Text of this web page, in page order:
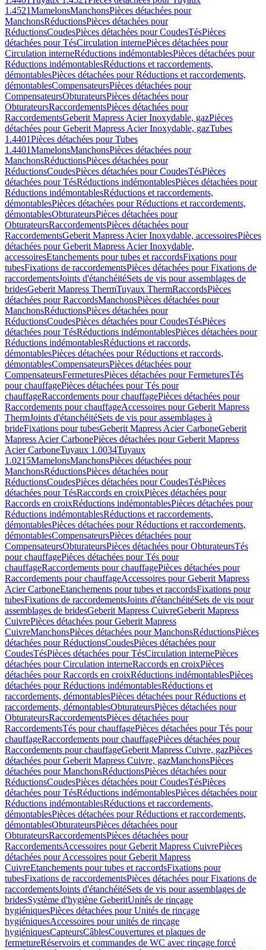
1.4521MamelonsManchonsPièces détachées pour
ManchonsRéductionsPièces détachées pour
RéductionsCoudesPièces détachées pour CoudesTésPièces
détachées pour TésCirculation internePièces détachées pour
Circulation interneRéductions indémontablesPièces détachées pour
Réductions indémontablesRéductions et raccordements,
démontablesPièces détachées pour Réductions et raccordements,
démontablesCompensateursPièces détachées pour
CompensateursObturateursPièces détachées pour
ObturateursRaccordementsPièces détachées pour
RaccordementsGeberit Mapress Acier Inoxydable, gazPièces
détachées pour Geberit Mapress Acier Inoxydable, gazTubes
1.4401Pièces détachées pour Tubes
1.4401MamelonsManchonsPièces détachées pour
ManchonsRéductionsPièces détachées pour
RéductionsCoudesPièces détachées pour CoudesTésPièces
détachées pour TésRéductions indémontablesPièces détachées pour
Réductions indémontablesRéductions et raccordements,
démontablesPièces détachées pour Réductions et raccordements,
démontablesObturateursPièces détachées pour
ObturateursRaccordementsPièces détachées pour
RaccordementsGeberit Mapress Acier Inoxydable, accessoiresPièces
détachées pour Geberit Mapress Acier Inoxydable,
accessoiresEtanchements pour tubes et raccordsFixations pour
tubesFixations de raccordementsPièces détachées pour Fixations de
raccordementsJoints d'étanchéitéSets de vis pour assemblages de
bridesGeberit Mapress ThermTuyaux ThermRaccordsPièces
détachées pour RaccordsManchonsPièces détachées pour
ManchonsRéductionsPièces détachées pour
RéductionsCoudesPièces détachées pour CoudesTésPièces
détachées pour TésRéductions indémontablesPièces détachées pour
Réductions indémontablesRéductions et raccords,
démontablesPièces détachées pour Réductions et raccords,
démontablesCompensateursPièces détachées pour
CompensateursFermeturesPièces détachées pour FermeturesTés
pour chauffagePièces détachées pour Tés pour
chauffageRaccordements pour chauffagePièces détachées pour
Raccordements pour chauffageAccessoires pour Geberit Mapress
ThermJoints d'étanchéitéSets de vis pour assemblages à
brideFixations pour tubesGeberit Mapress Acier CarboneGeberit
Mapress Acier CarbonePièces détachées pour Geberit Mapress
Acier CarboneTuyaux 1.0034Tuyaux
1.0215MamelonsManchonsPièces détachées pour
ManchonsRéductionsPièces détachées pour
RéductionsCoudesPièces détachées pour CoudesTésPièces
détachées pour TésRaccords en croixPièces détachées pour
Raccords en croixRéductions indémontablesPièces détachées pour
Réductions indémontablesRéductions et raccordements,
démontablesPièces détachées pour Réductions et raccordements,
démontablesCompensateursPièces détachées pour
CompensateursObturateursPièces détachées pour ObturateursTés
pour chauffagePièces détachées pour Tés pour
chauffageRaccordements pour chauffagePièces détachées pour
Raccordements pour chauffageAccessoires pour Geberit Mapress
Acier CarboneEtanchements pour tubes et raccordsFixations pour
tubesFixations de raccordementsJoints d'étanchéitéSets de vis pour
assemblages de bridesGeberit Mapress CuivreGeberit Mapress
CuivrePièces détachées pour Geberit Mapress
CuivreManchonsPièces détachées pour ManchonsRéductionsPièces
détachées pour RéductionsCoudesPièces détachées pour
CoudesTésPièces détachées pour TésCirculation internePièces
détachées pour Circulation interneRaccords en croixPièces
détachées pour Raccords en croixRéductions indémontablesPièces
détachées pour Réductions indémontablesRéductions et
raccordements, démontablesPièces détachées pour Réductions et
raccordements, démontablesObturateursPièces détachées pour
ObturateursRaccordementsPièces détachées pour
RaccordementsTés pour chauffagePièces détachées pour Tés pour
chauffageRaccordements pour chauffagePièces détachées pour
Raccordements pour chauffageGeberit Mapress Cuivre, gazPièces
détachées pour Geberit Mapress Cuivre, gazManchonsPièces
détachées pour ManchonsRéductionsPièces détachées pour
RéductionsCoudesPièces détachées pour CoudesTésPièces
détachées pour TésRéductions indémontablesPièces détachées pour
Réductions indémontablesRéductions et raccordements,
démontablesPièces détachées pour Réductions et raccordements,
démontablesObturateursPièces détachées pour
ObturateursRaccordementsPièces détachées pour
RaccordementsAccessoires pour Geberit Mapress CuivrePièces
détachées pour Accessoires pour Geberit Mapress
CuivreEtanchements pour tubes et raccordsFixations pour
tubesFixations de raccordementsPièces détachées pour Fixations de
raccordementsJoints d'étanchéitéSets de vis pour assemblages de
bridesSystème d'hygiène GeberitUnités de rinçage
hygiéniquesPièces détachées pour Unités de rinçage
hygiéniquesAccessoires pour unités de rinçage
hygiéniquesCapteursCâblesCouvertures et plaques de
fermetureRéservoirs et commandes de WC avec rinçage forcé